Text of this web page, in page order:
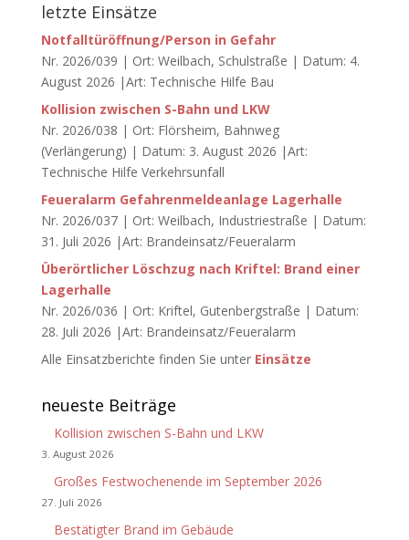
letzte Einsätze
Notfalltüröffnung/Person in Gefahr
Nr. 2026/039 | Ort: Weilbach, Schulstraße | Datum: 4.
August 2026 |Art: Technische Hilfe Bau
Kollision zwischen S-Bahn und LKW
Nr. 2026/038 | Ort: Flörsheim, Bahnweg
(Verlängerung) | Datum: 3. August 2026 |Art:
Technische Hilfe Verkehrsunfall
Feueralarm Gefahrenmeldeanlage Lagerhalle
Nr. 2026/037 | Ort: Weilbach, Industriestraße | Datum:
31. Juli 2026 |Art: Brandeinsatz/Feueralarm
Überörtlicher Löschzug nach Kriftel: Brand einer
Lagerhalle
Nr. 2026/036 | Ort: Kriftel, Gutenbergstraße | Datum:
28. Juli 2026 |Art: Brandeinsatz/Feueralarm
Alle Einsatzberichte finden Sie unter Einsätze
neueste Beiträge
Kollision zwischen S-Bahn und LKW
3. August 2026
Großes Festwochenende im September 2026
27. Juli 2026
Bestätigter Brand im Gebäude